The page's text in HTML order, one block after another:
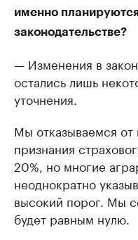
именно
законодательстве?
— Изменения в
остались лишь
уточнения.
Мы отказываемся от
признания
20%, но многие
неоднократно
высокий порог. Мы
будет равным нулю.